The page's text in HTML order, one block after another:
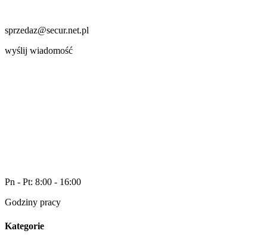
sprzedaz@secur.net.pl
wyślij wiadomość
Pn - Pt: 8:00 - 16:00
Godziny pracy
Kategorie